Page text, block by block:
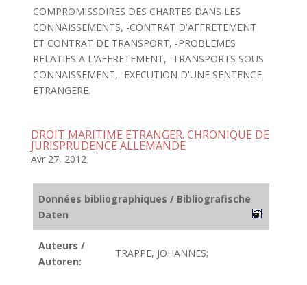
COMPROMISSOIRES DES CHARTES DANS LES
CONNAISSEMENTS, -CONTRAT D'AFFRETEMENT
ET CONTRAT DE TRANSPORT, -PROBLEMES
RELATIFS A L'AFFRETEMENT, -TRANSPORTS SOUS
CONNAISSEMENT, -EXECUTION D'UNE SENTENCE
ETRANGERE.
DROIT MARITIME ETRANGER. CHRONIQUE DE
JURISPRUDENCE ALLEMANDE
Avr 27, 2012
Données bibliographiques / Bibliografische
Daten
Auteurs /
Autoren:
TRAPPE, JOHANNES;